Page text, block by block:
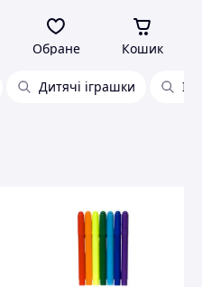
Обране Кошик
Дитячі іграшки